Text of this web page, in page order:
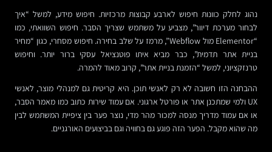
נהוג לחלק כוונות חיפוש לארבע קבוצות מרכזיות. חיפוש מידע, למשל “איך
לבחור מערכת דיוור”, מצביע על משתמש שצריך הסבר. חיפוש השוואתי, כמו
“Elementor מול Webflow”, מרמז על שלב בחירה. חיפוש מסחרי, כגון “מחיר
בניית אתר תדמית”, כבר מביא איתו פוטנציאל עסקי ברור יותר. וחיפוש
טרנזקציוני, למשל “הזמנת בניית אתר”, קרוב מאוד להמרה.
ההבחנה הזו חשובה לא רק לאנשי תוכן. היא קריטית גם למנהלי מוצר, לאנשי
UX ולמי שמתכנן אתר או פורטל ארגוני. אם עמוד שירות כתוב כמו מאמר הסבר,
או אם עמוד מדריך מנסה למכור מהר מדי, נוצר פער בין ציפיית המשתמש לבין
מה שהוא מקבל. הפער הזה פוגע גם בחוויה וגם בביצועים האורגניים.